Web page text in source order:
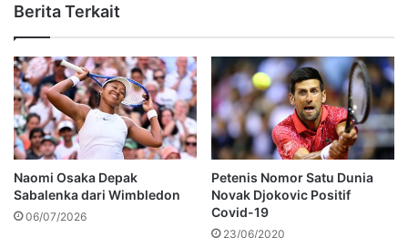
Berita Terkait
Naomi Osaka Depak
Sabalenka dari Wimbledon
06/07/2026
Petenis Nomor Satu Dunia
Novak Djokovic Positif
Covid-19
23/06/2020